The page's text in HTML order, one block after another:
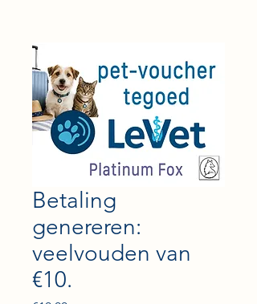
Betaling
genereren:
veelvouden van
€10.